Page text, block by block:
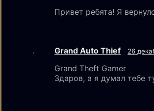
Привет ребята! Я
Grand Auto Thief 26
Grand Theft Gamer
Здаров, а я думал тебе